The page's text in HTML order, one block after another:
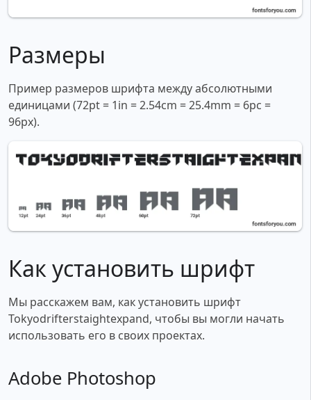
Размеры
Пример размеров шрифта между абсолютными
единицами (72pt = 1in = 2.54cm = 25.4mm = 6pc =
96px).
Как установить шрифт
Мы расскажем вам, как установить шрифт
Tokyodrifterstaightexpand, чтобы вы могли начать
использовать его в своих проектах.
Adobe Photoshop